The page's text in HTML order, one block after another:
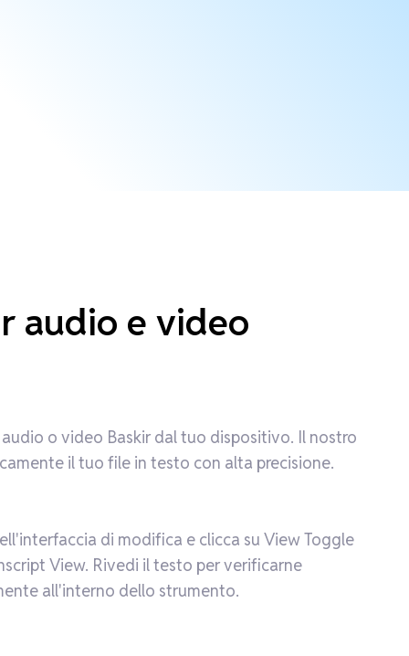
audio e video
o video Baskir dal tuo dispositivo. Il nostro
il tuo file in testo con alta precisione.
di modifica e clicca su View Toggle
View. Rivedi il testo per verificarne
all'interno dello strumento.